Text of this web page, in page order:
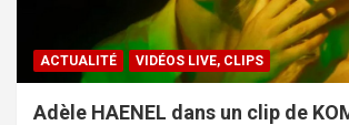
ACTUALITÉ VIDÉOS LIVE, CLIPS
Adèle HAENEL dans un clip de